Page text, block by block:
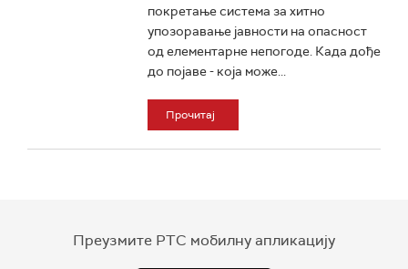
покретање система за хитно
упозоравање јавности на опасност
од елементарне непогоде. Када дође
до појаве - која може...
Прочитај
Преузмите РТС мобилну апликацију